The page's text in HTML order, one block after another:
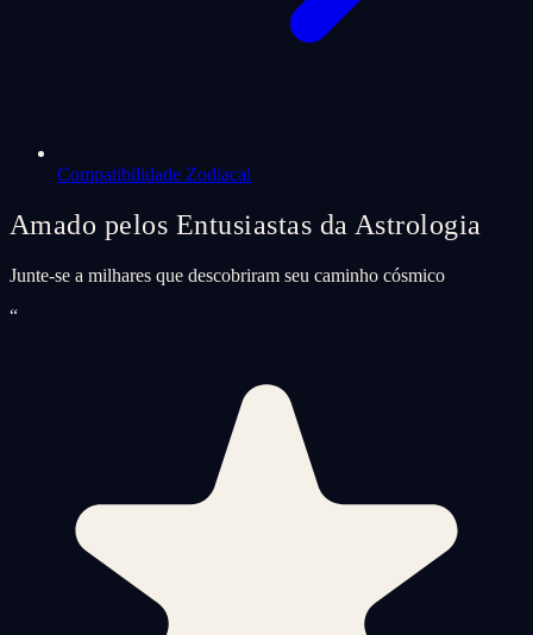
Compatibilidade Zodiacal
Amado pelos Entusiastas da Astrologia
Junte-se a milhares que descobriram seu caminho cósmico
“